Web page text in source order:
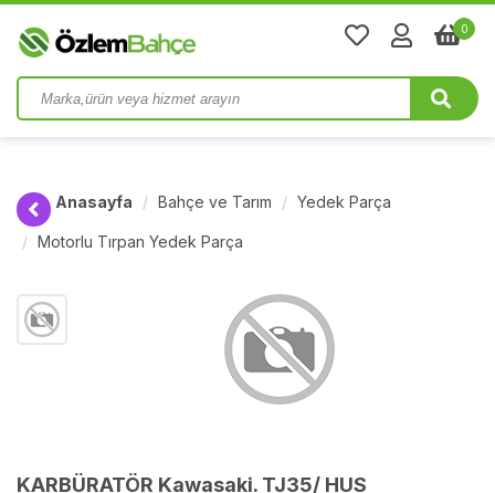
0
Anasayfa Bahçe ve Tarım Yedek Parça
Motorlu Tırpan Yedek Parça
KARBÜRATÖR Kawasaki. TJ35/ HUS